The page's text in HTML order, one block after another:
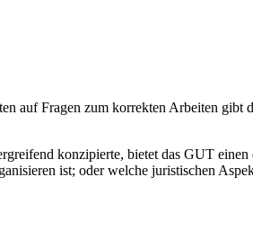
auf Fragen zum korrekten Arbeiten gibt
konzipierte, bietet das GUT
ist; oder welche juristischen